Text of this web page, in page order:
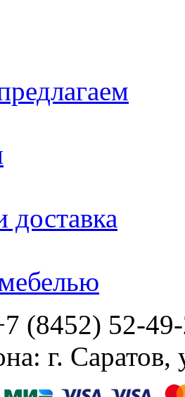
доставка
(8452) 52-
г. Саратов,